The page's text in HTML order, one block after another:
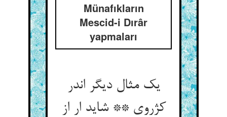
Münafıkların
Mescid-i Dırâr
yapmaları
یک مثال دیگر اندر
کژروی ** شاید ار از